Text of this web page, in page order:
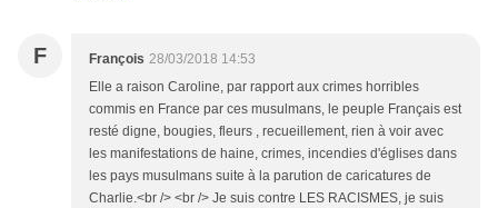
F François 28/03/2018 14:53
Elle a raison Caroline, par rapport aux crimes horribles
commis en France par ces musulmans, le peuple Français est
resté digne, bougies, fleurs , recueillement, rien à voir avec
les manifestations de haine, crimes, incendies d'églises dans
les pays musulmans suite à la parution de caricatures de
Charlie.<br /> <br /> Je suis contre LES RACISMES, je suis